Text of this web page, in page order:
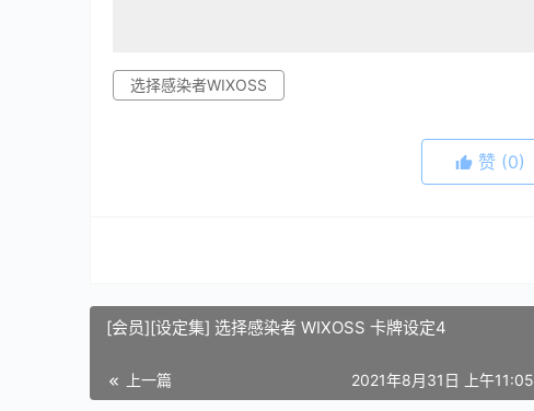
选择感染者WIXOSS
赞 (0)
[会员][设定集] 选择感染者 WIXOSS 卡牌设定4
上一篇 2021年8月31日 上午11:05